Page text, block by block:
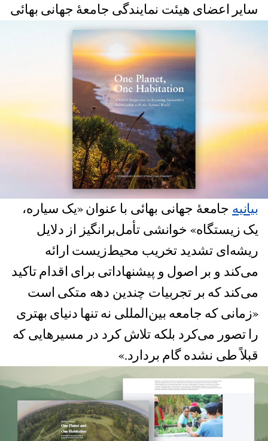
سایر اعضای هیئت نمایندگی جامعهٔ جهانی بهائی
بیانیه جامعهٔ جهانی بهائی با عنوان «یک سیاره،
یک زیستگاه» خوانشی تأمل‌برانگیز از دلایل
ریشه‌ای تشدید تخریب محیط‌زیست ارائه
می‌کند و بر اصول و پیشنهاداتی برای اقدام تاکید
می‌کند که بر تجربیات چندین دهه متکی است
«زمانی که جامعه بین‌المللی نه تنها دنیای بهتری
را تصور می‌کرد بلکه تلاش کرد در مسیرهایی که
قبلاً طی نشده گام بردارد.»